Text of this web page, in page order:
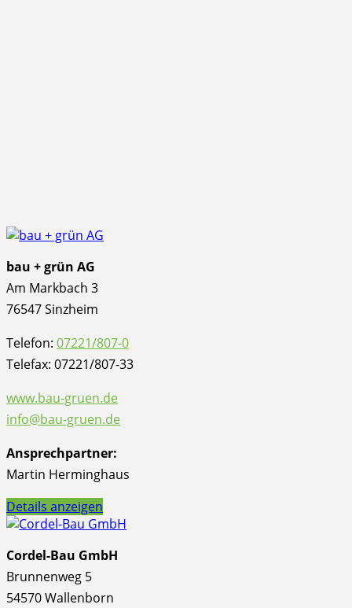
bau + grün AG
Am Markbach 3
76547 Sinzheim
Telefon: 07221/807-0
Telefax: 07221/807-33
www.bau-gruen.de
info@bau-gruen.de
Ansprechpartner:
Martin Herminghaus
Details anzeigen
Cordel-Bau GmbH
Brunnenweg 5
54570 Wallenborn